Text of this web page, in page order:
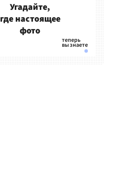
Угадайте,
где настоящее
фото